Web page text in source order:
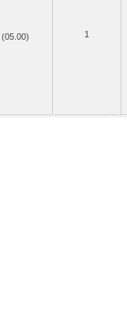
(05.00) 1